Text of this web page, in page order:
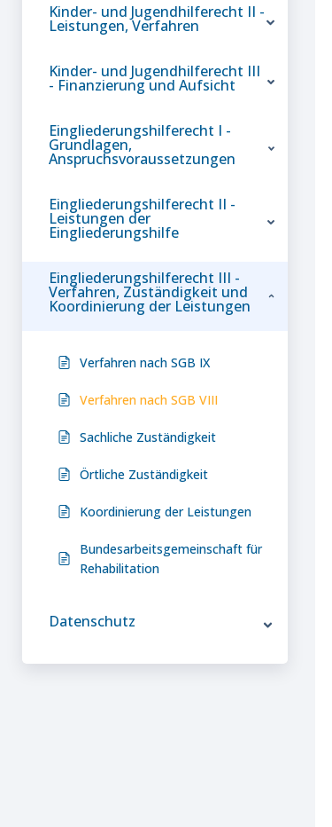
Kinder- und Jugendhilferecht II -
Leistungen, Verfahren
Kinder- und Jugendhilferecht III
- Finanzierung und Aufsicht
Eingliederungshilferecht I -
Grundlagen,
Anspruchsvoraussetzungen
Eingliederungshilferecht II -
Leistungen der
Eingliederungshilfe
Eingliederungshilferecht III -
Verfahren, Zuständigkeit und
Koordinierung der Leistungen
Verfahren nach SGB IX
Verfahren nach SGB VIII
Sachliche Zuständigkeit
Örtliche Zuständigkeit
Koordinierung der Leistungen
Bundesarbeitsgemeinschaft für
Rehabilitation
Datenschutz